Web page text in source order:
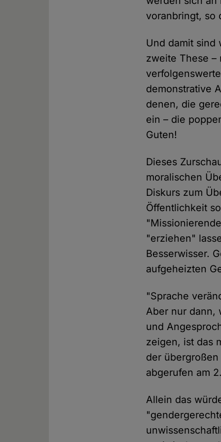
voranbringt, so
Und damit sind
zweite These –
demonstrative
denen, die
ein – die
Guten!
Dieses
moralischen
Diskurs zum
Öffentlichkeit
"erziehen"
Besserwisser.
aufgeheizten
"Sprache
Aber nur dann,
und
zeigen, ist das
der
abgerufen am
Allein das